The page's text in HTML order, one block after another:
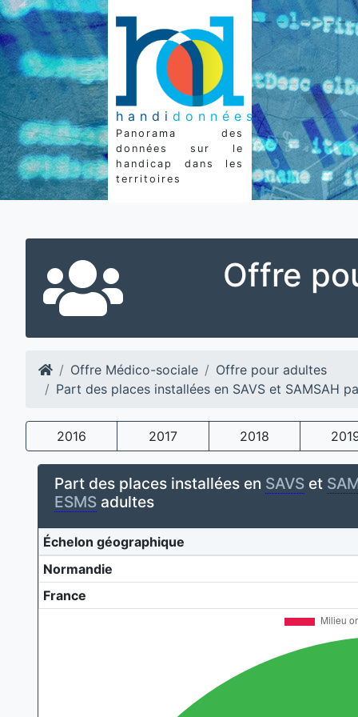
handi données
Panorama des
données sur le
handicap dans les
territoires
Offre
Offre Médico-sociale
Offre pour adultes
Part des places installées en SAVS et SAMSAH
2016 2017 2018
Part des places installées en SAVS et
ESMS adultes
Échelon géographique
Normandie
France